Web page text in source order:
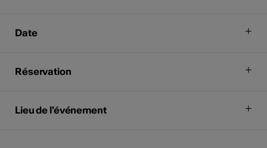
Date
Réservation
Lieu de l'événement